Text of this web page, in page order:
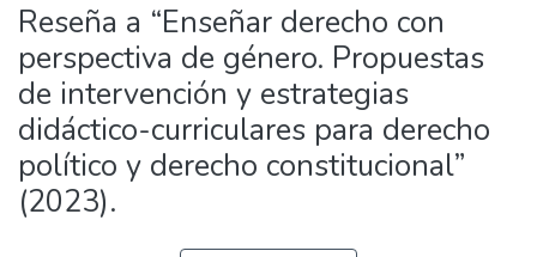
Statistics
Reseña a “Enseñar derecho con
perspectiva de género. Propuestas
de intervención y estrategias
didáctico-curriculares para derecho
político y derecho constitucional”
(2023).